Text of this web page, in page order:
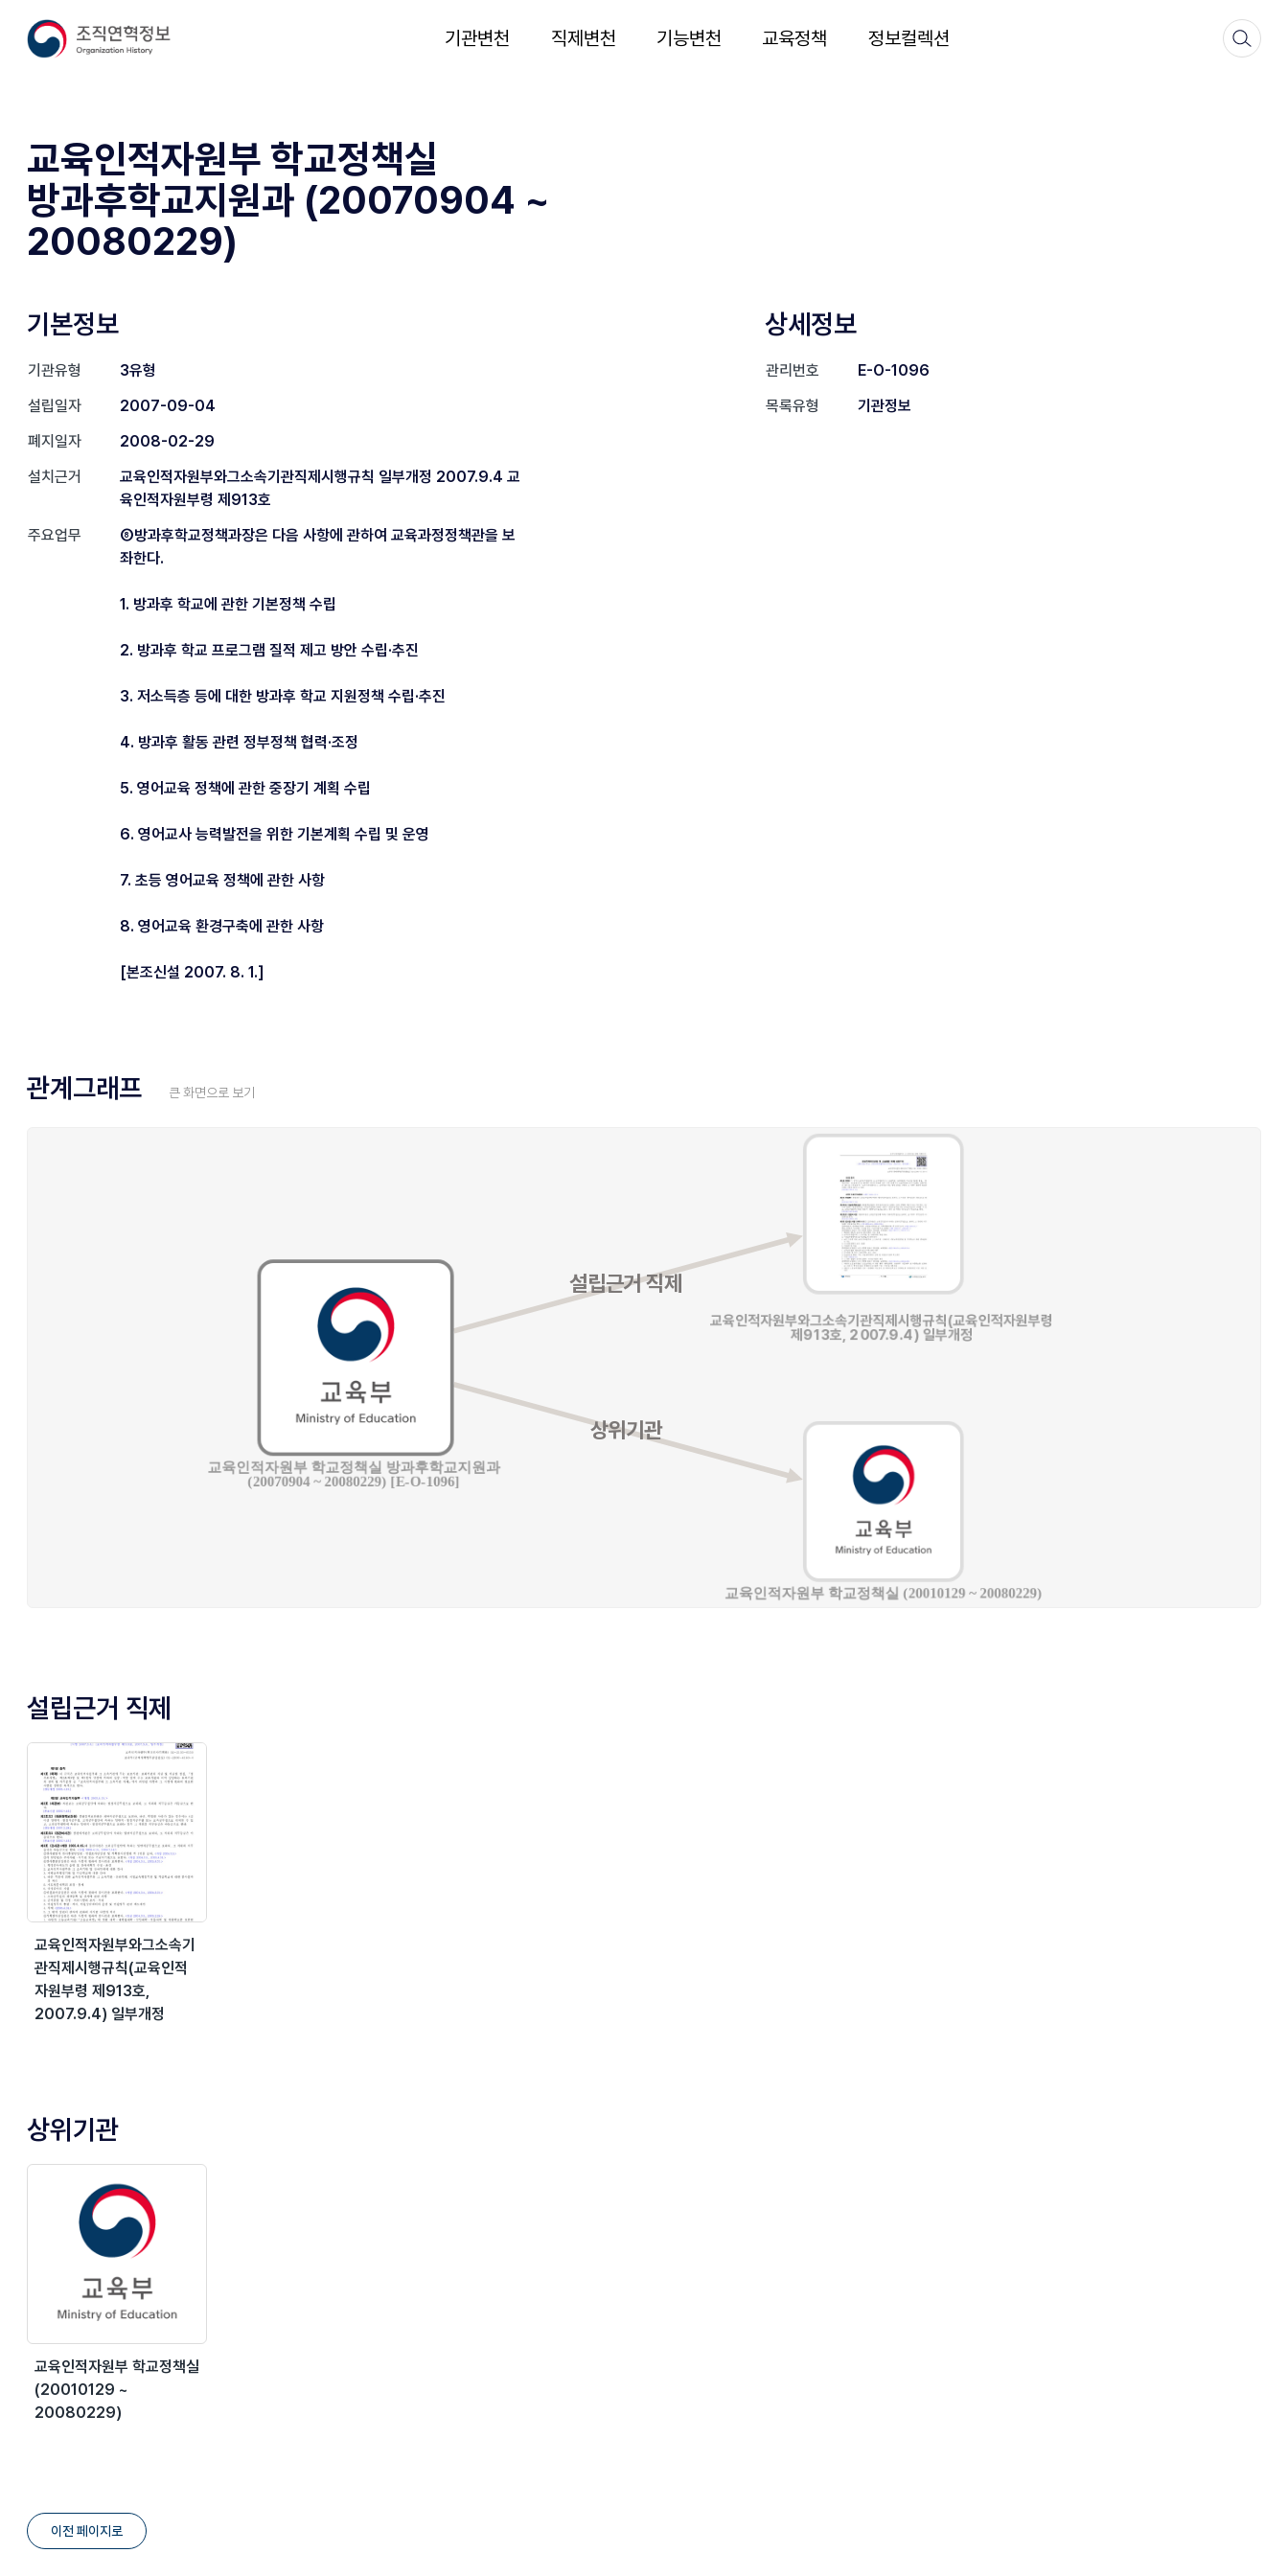
기관변천 직제변천 기능변천 교육정책 정보컬렉션
교육인적자원부 학교정책실
방과후학교지원과 (20070904 ~
20080229)
기본정보
기관유형
3유형
설립일자
2007-09-04
폐지일자
2008-02-29
설치근거
교육인적자원부와그소속기관직제시행규칙 일부개정 2007.9.4 교
육인적자원부령 제913호
주요업무
⑧방과후학교정책과장은 다음 사항에 관하여 교육과정정책관을 보
좌한다.
1. 방과후 학교에 관한 기본정책 수립
2. 방과후 학교 프로그램 질적 제고 방안 수립·추진
3. 저소득층 등에 대한 방과후 학교 지원정책 수립·추진
4. 방과후 활동 관련 정부정책 협력·조정
5. 영어교육 정책에 관한 중장기 계획 수립
6. 영어교사 능력발전을 위한 기본계획 수립 및 운영
7. 초등 영어교육 정책에 관한 사항
8. 영어교육 환경구축에 관한 사항
[본조신설 2007. 8. 1.]
상세정보
관리번호
E-O-1096
목록유형
기관정보
관계그래프 큰 화면으로 보기
설립근거 직제
교육인적자원부와그소속기
관직제시행규칙(교육인적
자원부령 제913호,
2007.9.4) 일부개정
상위기관
교육인적자원부 학교정책실
(20010129 ~
20080229)
이전 페이지로